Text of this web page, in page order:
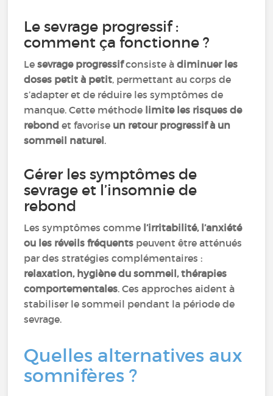
Le sevrage progressif :
comment ça fonctionne ?
Lesevrage progressifconsiste àdiminuer les
doses petit à petit, permettant au corps de
s’adapter et de réduire les symptômes de
manque. Cette méthode limite les risques de
rebond et favorise un retour progressif à un
sommeil naturel.
Gérer les symptômes de
sevrage et l’insomnie de
rebond
Les symptômes comme l’irritabilité, l’anxiété
ou les réveils fréquents peuvent être atténués
par des stratégies complémentaires :
relaxation, hygiène du sommeil, thérapies
comportementales. Ces approches aident à
stabiliser le sommeil pendant la période de
sevrage.
Quelles alternatives aux
somnifères ?